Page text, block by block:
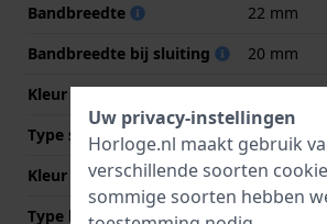
Bandbreedte
22 mm
Bandbreedte bij sluiting
20 mm
Kleur Band
Goud
Type sluiting
Milanese
Kleur sluiting
Goud
Type bevestiging
Uw privacy-instellingen
Horloge.nl maakt gebruik
verschillende soorten
sommige soorten hebben